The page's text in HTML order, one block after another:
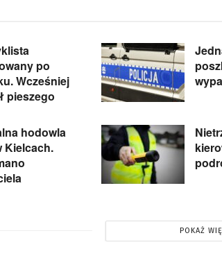
po
Wcześniej
pieszego
hodowla
Kielcach.
POKAŻ